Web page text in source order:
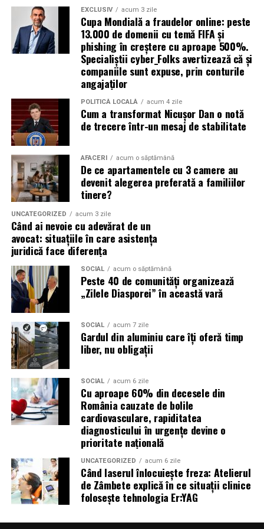
Ford.
Înainte de cumpărare trebuie verificată întotdeauna
lista oficială de aprobări de pe eticheta produsului și
recomandările producătorului mașinii.
Ravenol VMP USVO 5W30 și DPF
Motoarele diesel moderne utilizează filtre de particule
(DPF), iar alegerea unui ulei compatibil este foarte
importantă.
Un ulei formulat pentru utilizarea cu DPF contribuie la:
reducerea acumulării de reziduuri;
protejarea filtrului de particule;
funcționarea eficientă a sistemului antipoluare.
Acest aspect este esențial pentru reducerea riscului
unor reparații costisitoare.
Avantajele Ravenol VMP USVO 5W30
Printre cele mai importante avantaje se numără:
tehnologie USVO;
rezistență la oxidare;
protecție împotriva uzurii;
reducerea depunerilor;
compatibilitate cu numeroase aprobări OEM;
performanțe foarte bune la pornirea la rece;
comportament responsabil față de mediu.
Astfel, organizatorii de evenimente care optează pentru
aceste toalete fac un pas important spre sustenabilitate
și își protejează imaginea. Astfel, aceștia vor câștiga
aprecierea publicului și vor promova valori ecologice în
rândul participanților.
importante. Crește numărul de clienți, se îmbunătățește
notorietatea brandului și se dezvoltă relații mai solide cu
publicul. În plus, investițiile realizate în mediul digital
produc efecte care se acumulează și generează valoare
În concluzie, un website performant reprezintă
fundamentul unei strategii digitale de succes.
Combinarea unei experiențe excelente pentru utilizatori
cu optimizarea și promovarea eficientă poate
transforma mediul online într-o sursă stabilă de vânzări
și oportunități pentru orice afacere.
(Advertorial)
EXCLUSIV acum 3 zile
Cupa Mondială a fraudelor online: peste
13.000 de domenii cu temă FIFA și
phishing în creștere cu aproape 500%.
Specialiștii cyber_Folks avertizează că și
companiile sunt expuse, prin conturile
angajaților
POLITICĂ LOCALĂ acum 4 zile
Cum a transformat Nicușor Dan o notă
de trecere într-un mesaj de stabilitate
AFACERI acum o săptămână
De ce apartamentele cu 3 camere au
devenit alegerea preferată a familiilor
tinere?
UNCATEGORIZED acum 3 zile
Când ai nevoie cu adevărat de un
avocat: situațiile în care asistența
juridică face diferența
SOCIAL acum o săptămână
Peste 40 de comunități organizează
„Zilele Diasporei” în această vară
SOCIAL acum 7 zile
Gardul din aluminiu care îți oferă timp
liber, nu obligații
SOCIAL acum 6 zile
Cu aproape 60% din decesele din
România cauzate de bolile
cardiovasculare, rapiditatea
diagnosticului în urgențe devine o
prioritate națională
UNCATEGORIZED acum 6 zile
Când laserul înlocuiește freza: Atelierul
de Zâmbete explică în ce situații clinice
folosește tehnologia Er:YAG